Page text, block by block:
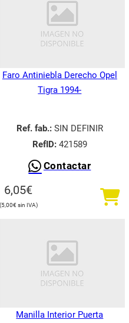
Faro Antiniebla Derecho Opel
Tigra 1994-
Ref. fab.:SIN DEFINIR
RefID:421589
Contactar
6,05€
5,00€
Manilla Interior Puerta